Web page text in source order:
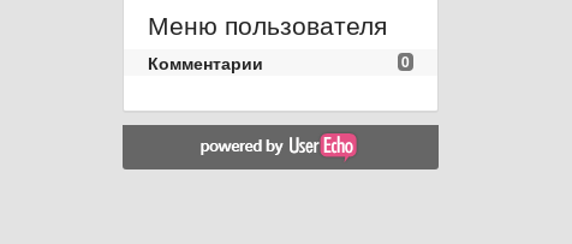
Меню пользователя
0
Комментарии